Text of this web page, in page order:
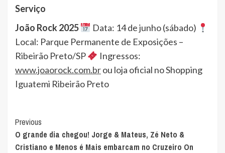
Serviço
João Rock 2025
Data: 14 de junho (sábado)
Local: Parque Permanente de Exposições –
Ribeirão Preto/SP
Ingressos:
www.joaorock.com.brou loja oficial no Shopping
Iguatemi Ribeirão Preto
Post
Navigation
Previous
O grande dia chegou! Jorge & Mateus, Zé Neto &
Cristiano e Menos é Mais embarcam no Cruzeiro On